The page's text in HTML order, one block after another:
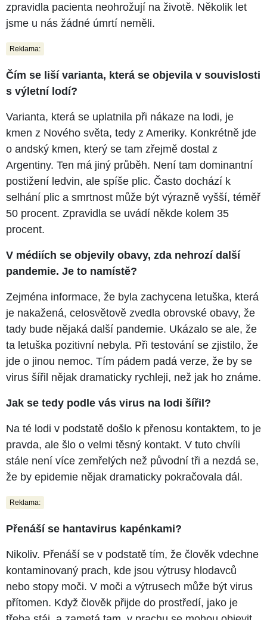
zpravidla pacienta neohrožují na životě. Několik let
jsme u nás žádné úmrtí neměli.
Reklama:
Čím se liší varianta, která se objevila v souvislosti
s výletní lodí?
Varianta, která se uplatnila při nákaze na lodi, je
kmen z Nového světa, tedy z Ameriky. Konkrétně jde
o andský kmen, který se tam zřejmě dostal z
Argentiny. Ten má jiný průběh. Není tam dominantní
postižení ledvin, ale spíše plic. Často dochází k
selhání plic a smrtnost může být výrazně vyšší, téměř
50 procent. Zpravidla se uvádí někde kolem 35
procent.
V médiích se objevily obavy, zda nehrozí další
pandemie. Je to namístě?
Zejména informace, že byla zachycena letuška, která
je nakažená, celosvětově zvedla obrovské obavy, že
tady bude nějaká další pandemie. Ukázalo se ale, že
ta letuška pozitivní nebyla. Při testování se zjistilo, že
jde o jinou nemoc. Tím pádem padá verze, že by se
virus šířil nějak dramaticky rychleji, než jak ho známe.
Jak se tedy podle vás virus na lodi šířil?
Na té lodi v podstatě došlo k přenosu kontaktem, to je
pravda, ale šlo o velmi těsný kontakt. V tuto chvíli
stále není více zemřelých než původní tři a nezdá se,
že by epidemie nějak dramaticky pokračovala dál.
Reklama:
Přenáší se hantavirus kapénkami?
Nikoliv. Přenáší se v podstatě tím, že člověk vdechne
kontaminovaný prach, kde jsou výtrusy hlodavců
nebo stopy moči. V moči a výtrusech může být virus
přítomen. Když člověk přijde do prostředí, jako je